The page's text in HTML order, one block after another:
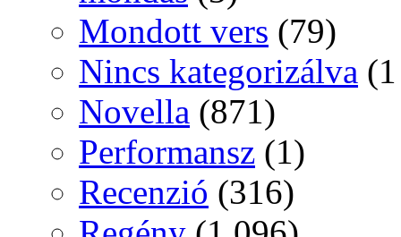
Mondott vers (79)
Nincs kategorizálva
Novella (871)
Performansz (1)
Recenzió (316)